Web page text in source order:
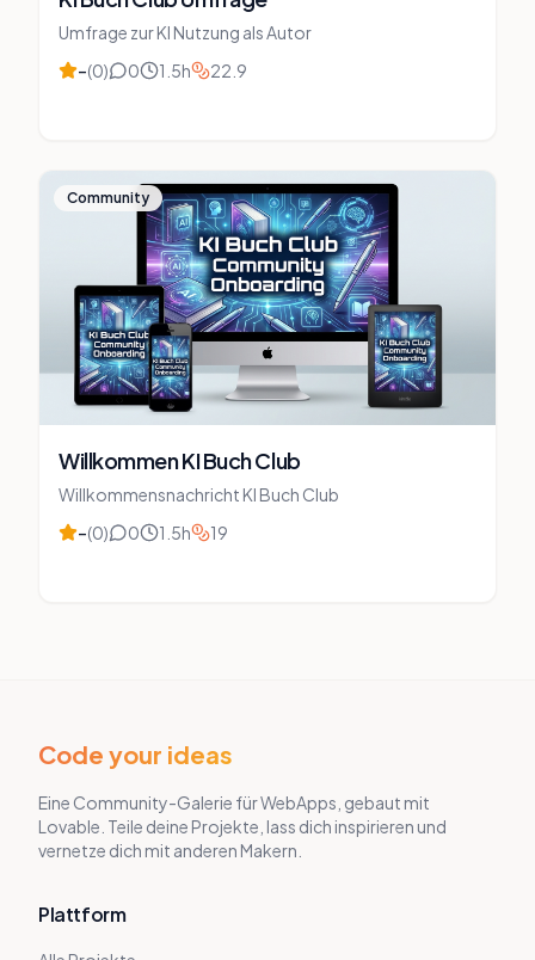
Umfrage zur KI Nutzung als Autor
–(0) 0 1.5h 22.9
Community
Willkommen KI Buch Club
Willkommensnachricht KI Buch Club
–(0) 0 1.5h 19
Code your ideas
Eine Community-Galerie für WebApps, gebaut mit
Lovable. Teile deine Projekte, lass dich inspirieren und
vernetze dich mit anderen Makern.
Plattform